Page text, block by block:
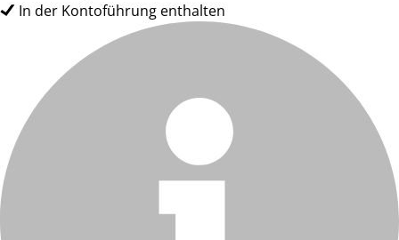
In der Kontoführung enthalten